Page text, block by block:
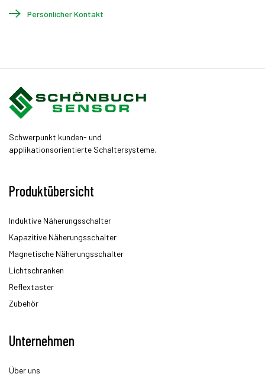
Persönlicher Kontakt
Schwerpunkt kunden- und
applikationsorientierte Schaltersysteme.
Produktübersicht
Induktive Näherungsschalter
Kapazitive Näherungsschalter
Magnetische Näherungsschalter
Lichtschranken
Reflextaster
Zubehör
Unternehmen
Über uns